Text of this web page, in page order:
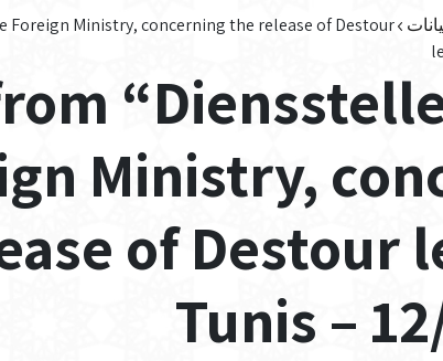
Foreign Ministry, concerning the release of Destour
Ministry,
of Destour
Tunis –